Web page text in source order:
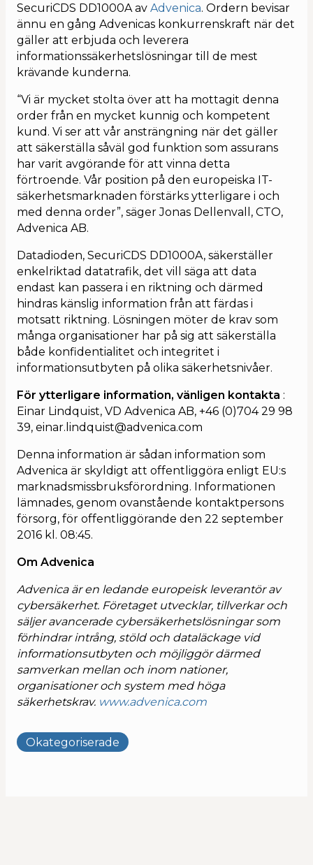
SecuriCDS DD1000A av Advenica. Ordern bevisar
ännu en gång Advenicas konkurrenskraft när det
gäller att erbjuda och leverera
informationssäkerhetslösningar till de mest
krävande kunderna.
“Vi är mycket stolta över att ha mottagit denna
order från en mycket kunnig och kompetent
kund. Vi ser att vår ansträngning när det gäller
att säkerställa såväl god funktion som assurans
har varit avgörande för att vinna detta
förtroende. Vår position på den europeiska IT-
säkerhetsmarknaden förstärks ytterligare i och
med denna order”, säger Jonas Dellenvall, CTO,
Advenica AB.
Datadioden, SecuriCDS DD1000A, säkerställer
enkelriktad datatrafik, det vill säga att data
endast kan passera i en riktning och därmed
hindras känslig information från att färdas i
motsatt riktning. Lösningen möter de krav som
många organisationer har på sig att säkerställa
både konfidentialitet och integritet i
informationsutbyten på olika säkerhetsnivåer.
För ytterligare information, vänligen kontakta :
Einar Lindquist, VD Advenica AB, +46 (0)704 29 98
39, einar.lindquist@advenica.com
Denna information är sådan information som
Advenica är skyldigt att offentliggöra enligt EU:s
marknadsmissbruksförordning. Informationen
lämnades, genom ovanstående kontaktpersons
försorg, för offentliggörande den 22 september
2016 kl. 08:45.
Om Advenica
Advenica är en ledande europeisk leverantör av
cybersäkerhet. Företaget utvecklar, tillverkar och
säljer avancerade cybersäkerhetslösningar som
förhindrar intrång, stöld och dataläckage vid
informationsutbyten och möjliggör därmed
samverkan mellan och inom nationer,
organisationer och system med höga
säkerhetskrav. www.advenica.com
Okategoriserade